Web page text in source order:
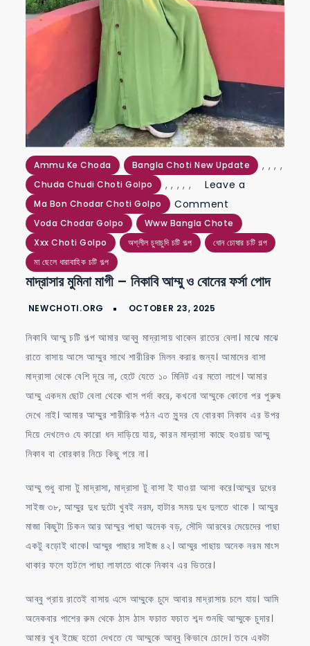
Ammu Ke Choda ,
Bangla Choti New Update ,
Chuda Chudi Choti Golpo
,
Ma Bon Chodar Choti Golpo
,
Voda Chodar Golpo
,
Www Bangla Chote
,
Xxx Choti Golpo
,
অশ্লীল চুদাচুদি চটি গল্প
,
ধোন চোষার চটি গল্প
,
মা ছেলে ধারাবাহিক চটি গল্প
Leave a
Comment
মাদ্রাসার
মুমিনা
–
ও
বোনের
ফর্সা
পোদ
মাদ্রাসার মুমিনা মাগী – নিকাবি আম্মু ও বোনের ফর্সা পোদ
নিকাবি আম্মু চটি গল্প আমার আব্বু মাদ্রাসায় থাকেন রাতের বেলা। মাঝে মাঝে
রাতে বাসায় আসে আম্মুর সাথে শারীরিক মিলন করার জন্য। আমাদের বাসা
মাদ্রাসা থেকে বেশি দূরে না, হেটে যেতে ১০ মিনিট এর মতো লাগে। আমার
আম্মু একদম ছোট বেলা থেকে খাস পর্দা করে, কখনো আম্মুকে কোনো পর পুরুষ
দেখে নাই। আমার আম্মুর শারীরিক গঠন এত সুন্দর যে বোরকা নিকাব এর উপর
দিয়ে দেখলেও যে কারো ধন দাড়িয়ে যায়, কারন মাদ্রাসা কাছে হওয়ায় আম্মু
নিকাব বা বোরকার নিচে কিছু পরে না।
আম্মু শুধু বাসা টু মাদ্রাসা, মাদ্রাসা টু বাসা ই যাওয়া আসা করে।আম্মুর দুধের
সাইজ ৩৮, আম্মুর দুধ দুটো খুবই নরম, হাটার সময় দুধ দুলতে থাকে । আম্মুর
মাজা কিছুটা চিকন আর আম্মুর পাছা অনেক বড়, সৌদি আরবের মেয়েদের পাছা
একটু বড়োই থাকে। আম্মুর পাছার সাইজ ৪২। আম্মুর পাছায় অনেক নরম মাংস
থাকার ফলে হাটলে পাছা লাফাতে থাকে নিকাব এর ভিতরে।
আব্বু প্রায় রাতেই বাসায় এসে আম্মুকে চুদে আবার মাদ্রাসায় চলে যায়। আমি
অনেকবার পাশের রুম থেকে ঠাস ঠাস ফচাত ফচাত শব্দ শুনছি আম্মুকে চুদার।
আমার খুব ইচ্ছে হতো দেখতে যে আম্মুকে আব্বু কিভাবে চোদে। তবে একটা